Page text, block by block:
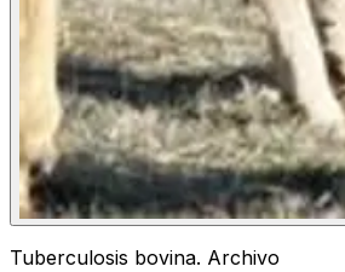
Tuberculosis bovina. Archivo